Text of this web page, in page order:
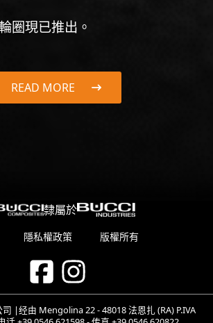
圈現已推出。
READ MORE
隸屬於
隱私權政策 版權所有
|经由 Mengolina 22 - 48018 法恩扎 (RA) P.IVA